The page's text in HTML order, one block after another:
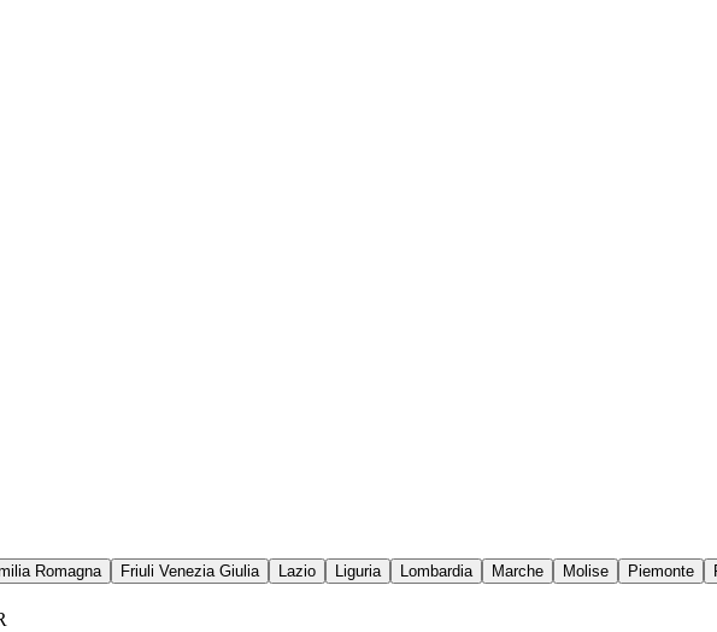
Romagna Friuli Venezia Giulia Lazio Liguria Lombardia Marche Molise Piemonte